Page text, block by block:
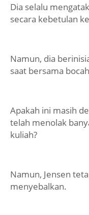
Dia selalu
secara kebetulan
Namun, dia
saat bersama
Apakah ini masih
telah menolak
kuliah?
Namun, Jensen
menyebalkan.